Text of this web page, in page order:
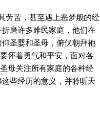
劳苦，甚至遇上恶梦般的经
磨许多难民家庭，他们在
圣婴和圣母，俯伏朝拜祂
怀着勇气和平安，面对各
母关注所有家庭的各种经
些经历的意义，并聆听天